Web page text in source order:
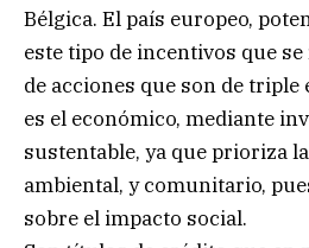
Bélgica. El país europeo,
este tipo de incentivos que
de acciones que son de triple
es el económico, mediante
sustentable, ya que prioriza
ambiental, y comunitario,
sobre el impacto social.